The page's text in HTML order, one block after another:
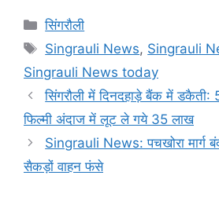
Categories
सिंगरौली
Tags
Singrauli News, Singrauli
Singrauli News today
सिंगरौली में दिनदहाड़े बैंक में डकैती:
फिल्मी अंदाज में लूट ले गये 35 लाख
Singrauli News: पचखोरा मार्ग
सैकड़ों वाहन फंसे